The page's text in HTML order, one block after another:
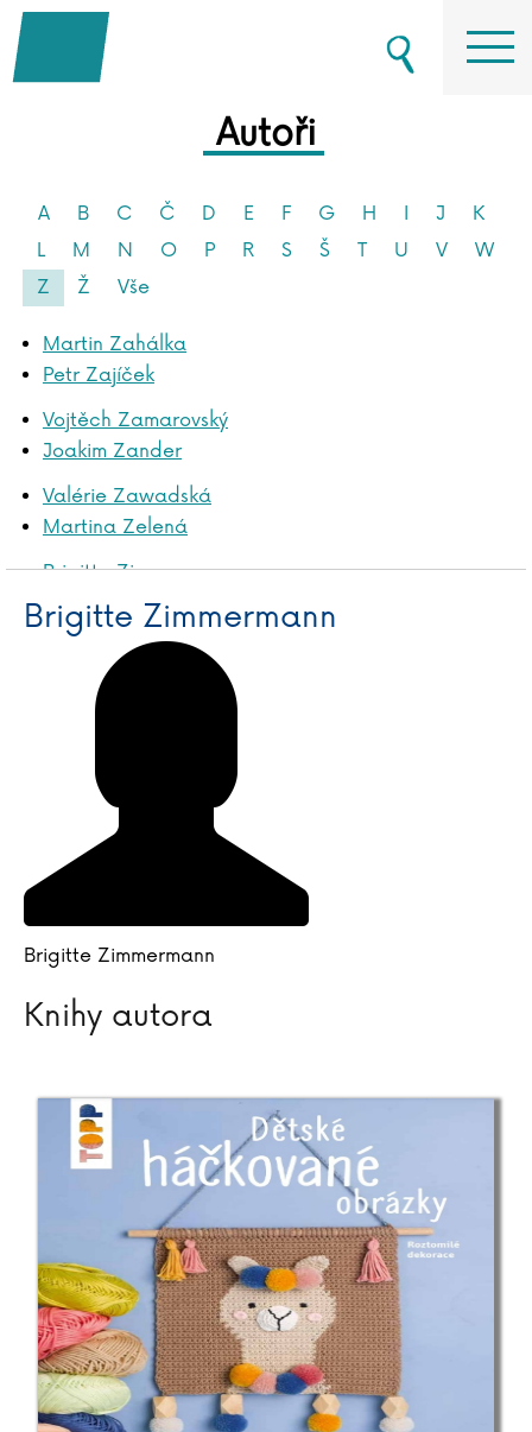
Autoři
A B C Č D E F G H I J
K
L
M N O P R S Š T U V
W
Z
Ž Vše
Martin Zahálka
Petr Zajíček
Vojtěch Zamarovský
Joakim Zander
Valérie Zawadská
Martina Zelená
Brigitte Zimmermann
Simon Zimpfer
Brigitte Zimmermann
Brigitte Zimmermann
Knihy autora